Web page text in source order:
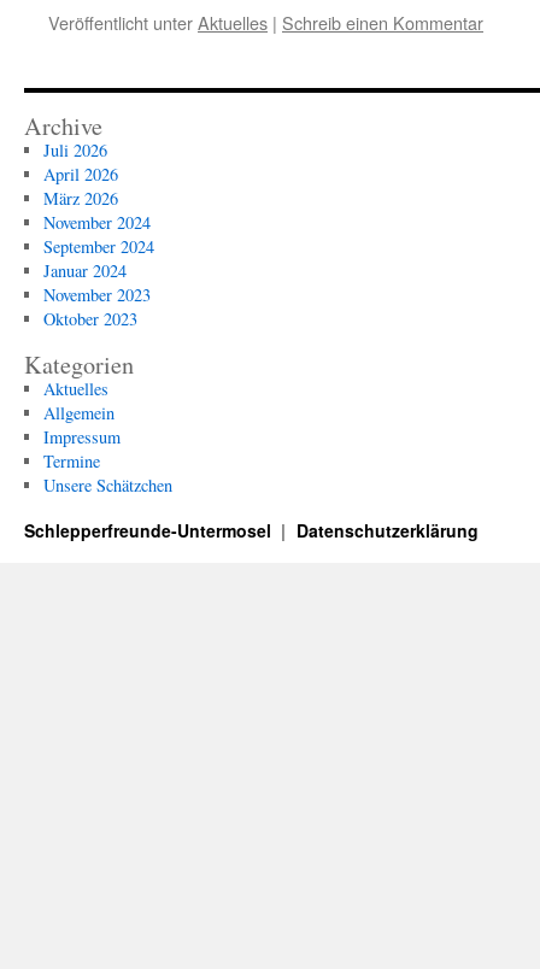
Veröffentlicht unterAktuelles | Schreib einen Kommentar
Archive
Juli 2026
April 2026
März 2026
November 2024
September 2024
Januar 2024
November 2023
Oktober 2023
Kategorien
Aktuelles
Allgemein
Impressum
Termine
Unsere Schätzchen
Schlepperfreunde-Untermosel Datenschutzerklärung